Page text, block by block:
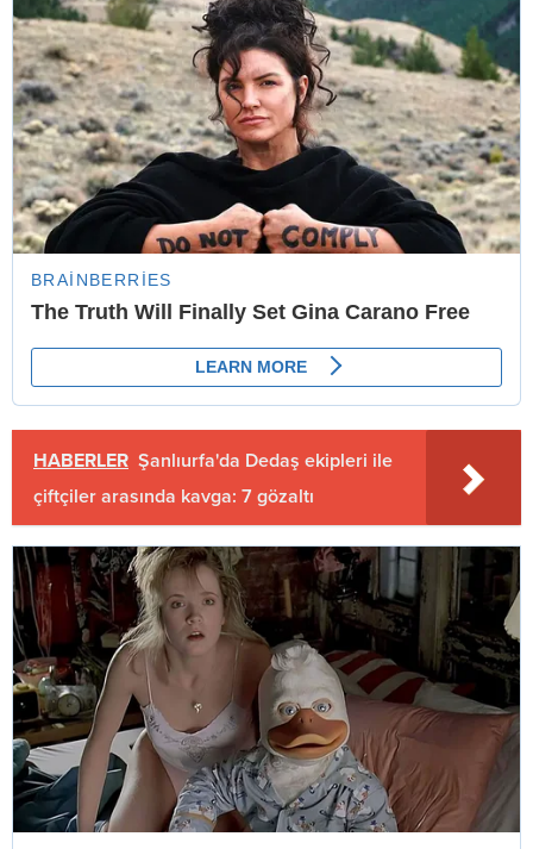
HABERLER Şanlıurfa'da Dedaş ekipleri ile
çiftçiler arasında kavga: 7 gözaltı